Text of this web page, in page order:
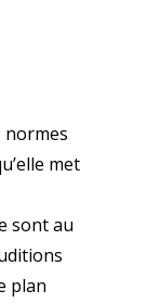
normes
met
sont au
plan